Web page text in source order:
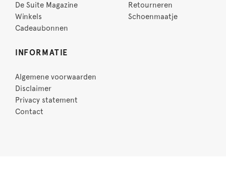
De Suite Magazine
Winkels
Cadeaubonnen
Retourneren
Schoenmaatje
INFORMATIE
Algemene voorwaarden
Disclaimer
Privacy statement
Contact